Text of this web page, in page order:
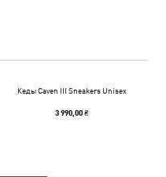
Кеды Caven III Sneakers Unisex
3 990,00 ₴